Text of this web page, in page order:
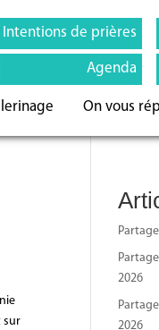
Intentions de prières
Agenda
On vous
sur
2026
2026